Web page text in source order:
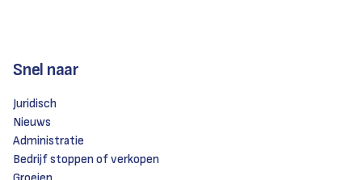
Snel naar
Juridisch
Nieuws
Administratie
Bedrijf stoppen of verkopen